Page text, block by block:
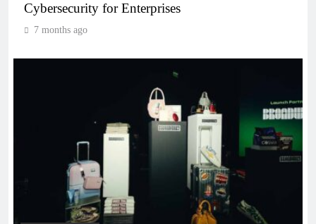
Cybersecurity for Enterprises
7 months ago